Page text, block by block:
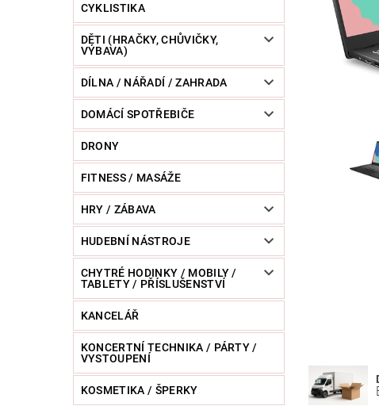
ZVÍŘATA / CHOVATELSKÉ POTŘEBY RAZNICE
CYKLISTIKA
DĚTI (HRAČKY, CHŮVIČKY,
VÝBAVA)
DÍLNA / NÁŘADÍ / ZAHRADA
DOMÁCÍ SPOTŘEBIČE
DRONY
FITNESS / MASÁŽE
HRY / ZÁBAVA
HUDEBNÍ NÁSTROJE
CHYTRÉ HODINKY / MOBILY /
TABLETY / PŘÍSLUŠENSTVÍ
KANCELÁŘ
KONCERTNÍ TECHNIKA / PÁRTY /
VYSTOUPENÍ
KOSMETIKA / ŠPERKY